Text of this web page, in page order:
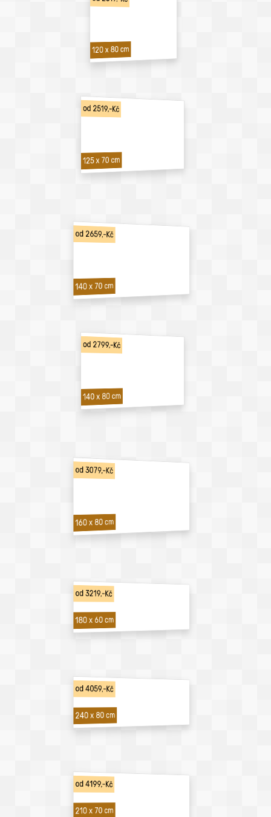
120 x 80 cm
od 2519,-Kč
125 x 70 cm
od 2659,-Kč
140 x 70 cm
od 2799,-Kč
140 x 80 cm
od 3079,-Kč
160 x 80 cm
od 3219,-Kč
180 x 60 cm
od 4059,-Kč
240 x 80 cm
od 4199,-Kč
210 x 70 cm